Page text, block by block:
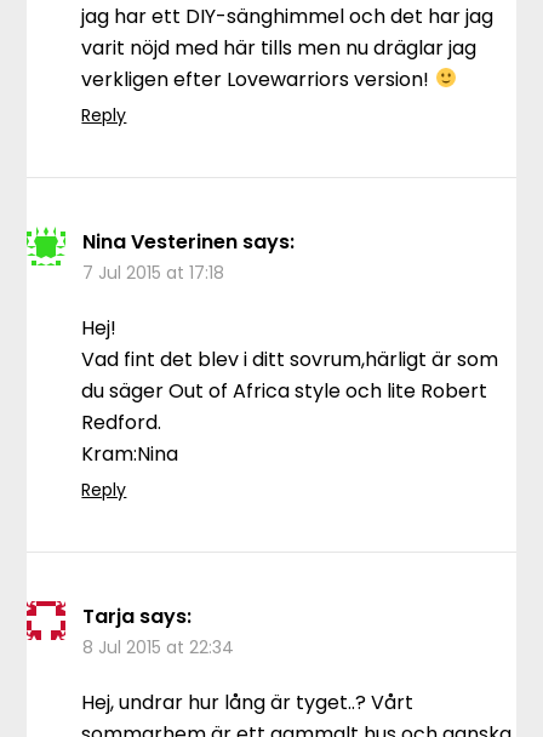
jag har ett DIY-sänghimmel och det har jag
varit nöjd med här tills men nu dräglar jag
verkligen efter Lovewarriors version!
Reply
Nina Vesterinen says:
7 Jul 2015 at 17:18
Hej!
Vad fint det blev i ditt sovrum,härligt är som
du säger Out of Africa style och lite Robert
Redford.
Kram:Nina
Reply
Tarja says:
8 Jul 2015 at 22:34
Hej, undrar hur lång är tyget..? Vårt